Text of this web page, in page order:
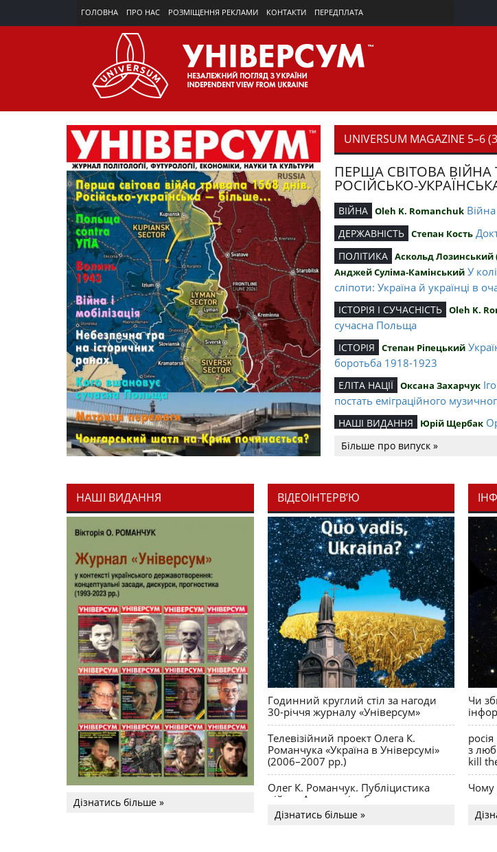
ГОЛОВНА ПРО НАС РОЗМІЩЕННЯ РЕКЛАМИ КОНТАКТИ ПЕРЕДПЛАТА
UNIVERSUM MAGAZINE 5–6
ПЕРША СВІТОВА ВІЙНА
РОСІЙСЬКО-
ВІЙНА Oleh K. Romanchuk Війна
ДЕРЖАВНІСТЬ Степан Кость
ПОЛІТИКА Аскольд
Анджей Суліма-Камінський У
сліпоти: Україна й українці в
ІСТОРІЯ І СУЧАСНІСТЬ Oleh K.
сучасна Польща
ІСТОРІЯ Степан Ріпецький
боротьба 1918-1923
ЕЛІТА НАЦІЇ Оксана Захарчук
постать еміграційного
НАШІ ВИДАННЯ Юрій Щербак
Романчука
Editorial
української політстратегії й
Більше про випуск »
НАШІ ВИДАННЯ
Дізнатись більше »
ВІДЕОІНТЕРВ’Ю
Годинний круглий стіл за нагоди
30-річчя журналу «Універсум»
Телевізійний проект Олега К.
Романчука «Україна в Універсумі»
(2006–2007 рр.)
Олег К. Романчук. Публіцистика
війни. Акценти і табу
Дізнатись більше »
Чи
з
kill
Чому